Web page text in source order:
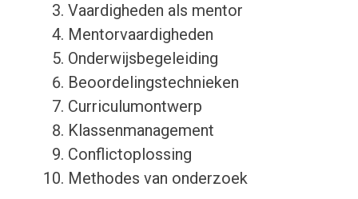
Vaardigheden als mentor
Mentorvaardigheden
Onderwijsbegeleiding
Beoordelingstechnieken
Curriculumontwerp
Klassenmanagement
Conflictoplossing
Methodes van onderzoek